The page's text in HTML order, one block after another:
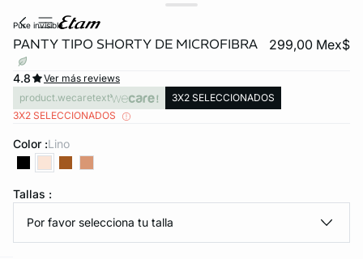
DE PANTIES
ahora
pure invisible
PANTY TIPO SHORTY DE MICROFIBRA 299,00 Mex$
4.8
Ver más reviews
product.wecaretext
3X2 SELECCIONADOS
3X2 SELECCIONADOS
Color : lino
Tallas :
Por favor selecciona tu talla